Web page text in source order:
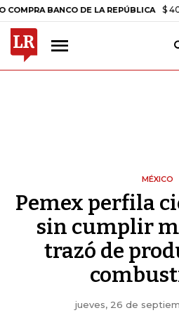
BANCO DE LA REPÚBLICA $
MÉXICO
Pemex perfila
sin cumplir
trazó de
jueves, 26 de